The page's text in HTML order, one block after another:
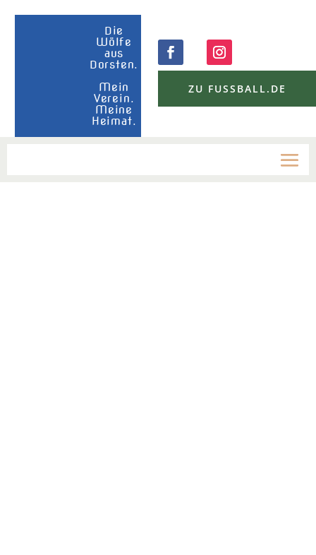
Die
Wölfe
aus
Dorsten.
Mein
Verein.
Meine
Heimat.
ZU FUSSBALL.DE